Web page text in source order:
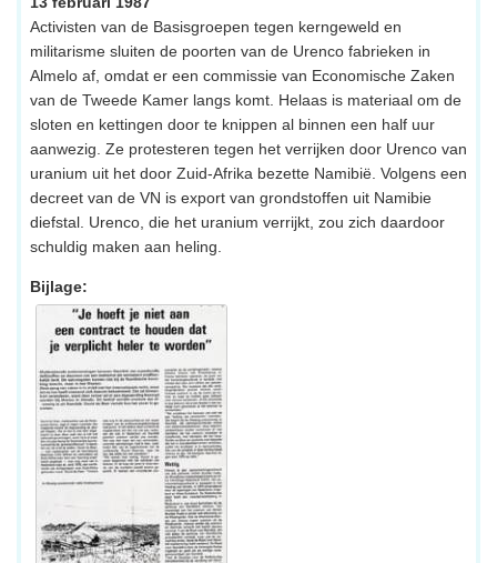
Activisten van de Basisgroepen tegen kerngeweld en
militarisme sluiten de poorten van de Urenco fabrieken in
Almelo af, omdat er een commissie van Economische Zaken
van de Tweede Kamer langs komt. Helaas is materiaal om de
sloten en kettingen door te knippen al binnen een half uur
aanwezig. Ze protesteren tegen het verrijken door Urenco van
uranium uit het door Zuid-Afrika bezette Namibië. Volgens een
decreet van de VN is export van grondstoffen uit Namibie
diefstal. Urenco, die het uranium verrijkt, zou zich daardoor
schuldig maken aan heling.
Bijlage: